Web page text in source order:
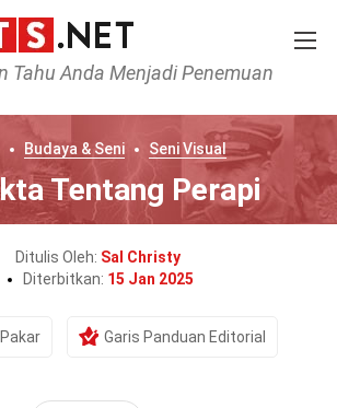
Tahu Anda Menjadi Penemuan
Budaya & Seni Seni Visual
Tentang Perapi
Ditulis Oleh: Sal Christy
Diterbitkan: 15 Jan 2025
Garis Panduan Editorial